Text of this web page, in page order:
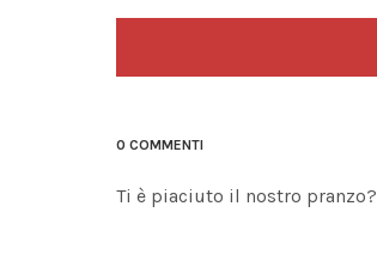
0 COMMENTI
Ti è piaciuto il nostro pranzo?